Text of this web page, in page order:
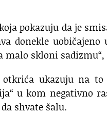
pokazuju da je
donekle
skloni sadizmu“,
ukazuju na to
u kom negativno
shvate šalu.